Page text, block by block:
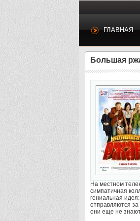
ГЛАВНАЯ
Большая
На местном
симпатичная
гениальная
отправляются
они еще не